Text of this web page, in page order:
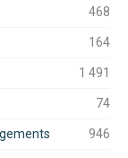
468
164
1 491
74
946